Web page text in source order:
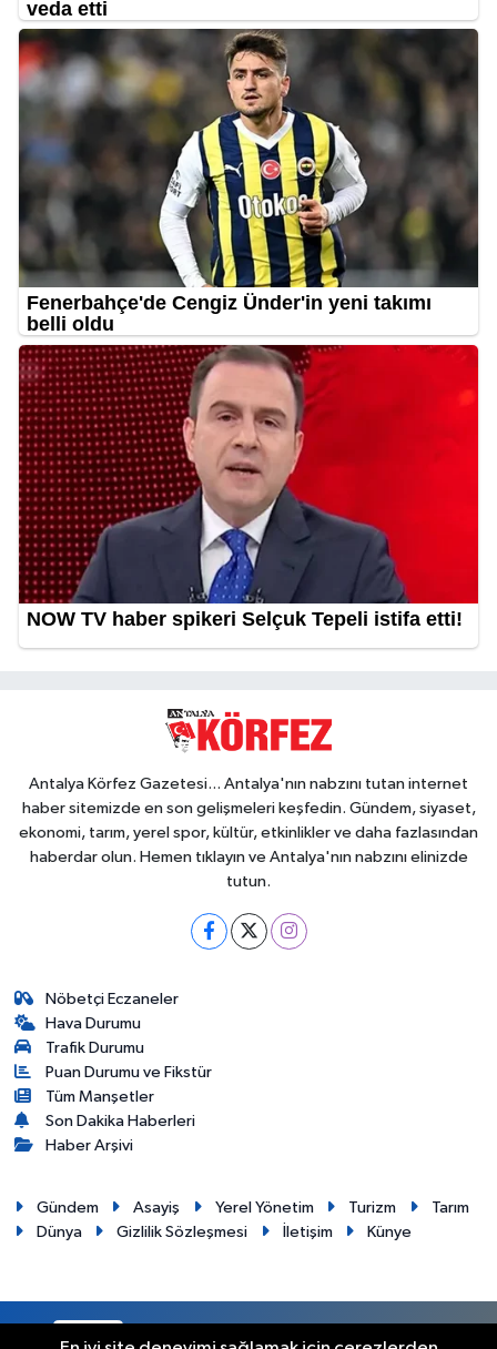
Antalya Körfez Gazetesi... Antalya'nın nabzını tutan internet
haber sitemizde en son gelişmeleri keşfedin. Gündem, siyaset,
ekonomi, tarım, yerel spor, kültür, etkinlikler ve daha fazlasından
haberdar olun. Hemen tıklayın ve Antalya'nın nabzını elinizde
tutun.
Nöbetçi Eczaneler
Hava Durumu
Trafik Durumu
Puan Durumu ve Fikstür
Tüm Manşetler
Son Dakika Haberleri
Haber Arşivi
Gündem Asayiş Yerel Yönetim Turizm
Tarım
Dünya
Gizlilik Sözleşmesi İletişim Künye